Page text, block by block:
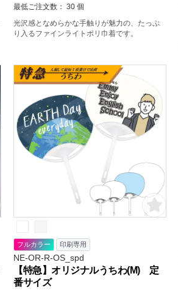
最低ご注文数： 30 個
光沢感となめらかな手触りが魅力の、たっぷ
り入るファインライトポリ巾着です。
フルカラー 印刷専用
NE-OR-R-OS_spd
【特急】オリジナルうちわ(M) 定
番サイズ